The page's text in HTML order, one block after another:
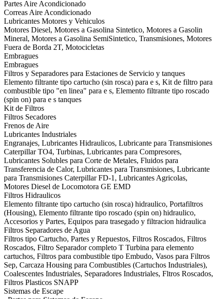
Partes Aire Acondicionado
Correas Aire Acondicionado
Lubricantes Motores y Vehiculos
Motores Diesel, Motores a Gasolina Sintetico, Motores a Gasolin
Mineral, Motores a Gasolina SemiSintetico, Transmisiones, Motores
Fuera de Borda 2T, Motocicletas
Embragues
Embragues
Filtros y Separadores para Estaciones de Servicio y tanques
Elemento filtrante tipo cartucho (sin rosca) para e s, Kit de filtro para
combustible tipo "en linea" para e s, Elemento filtrante tipo roscado
(spin on) para e s tanques
Kit de Filtros
Filtros Secadores
Frenos de Aire
Lubricantes Industriales
Engranajes, Lubricantes Hidraulicos, Lubricante para Transmisiones
Caterpillar TO4, Turbinas, Lubricantes para Compresores,
Lubricantes Solubles para Corte de Metales, Fluidos para
Transferencia de Calor, Lubricantes para Transmisiones, Lubricante
para Transmisiones Caterpillar FD-1, Lubricantes Agricolas,
Motores Diesel de Locomotora GE EMD
Filtros Hidraulicos
Elemento filtrante tipo cartucho (sin rosca) hidraulico, Portafiltros
(Housing), Elemento filtrante tipo roscado (spin on) hidraulico,
Accesorios y Partes, Equipos para trasegado y filtracion hidraulica
Filtros Separadores de Agua
Filtros tipo Cartucho, Partes y Repuestos, Filtros Roscados, Filtros
Roscados, Filtro Separador completo T Turbina para elemento
cartuchos, Filtros para combustible tipo Embudo, Vasos para Filtros
Sep, Carcaza Housing para Combustibles (Cartuchos Industriales),
Coalescentes Industriales, Separadores Industriales, Fltros Roscados,
Filtros Plasticos SNAPP
Sistemas de Escape